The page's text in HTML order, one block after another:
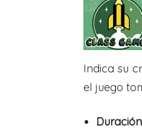
Indica su
el juego